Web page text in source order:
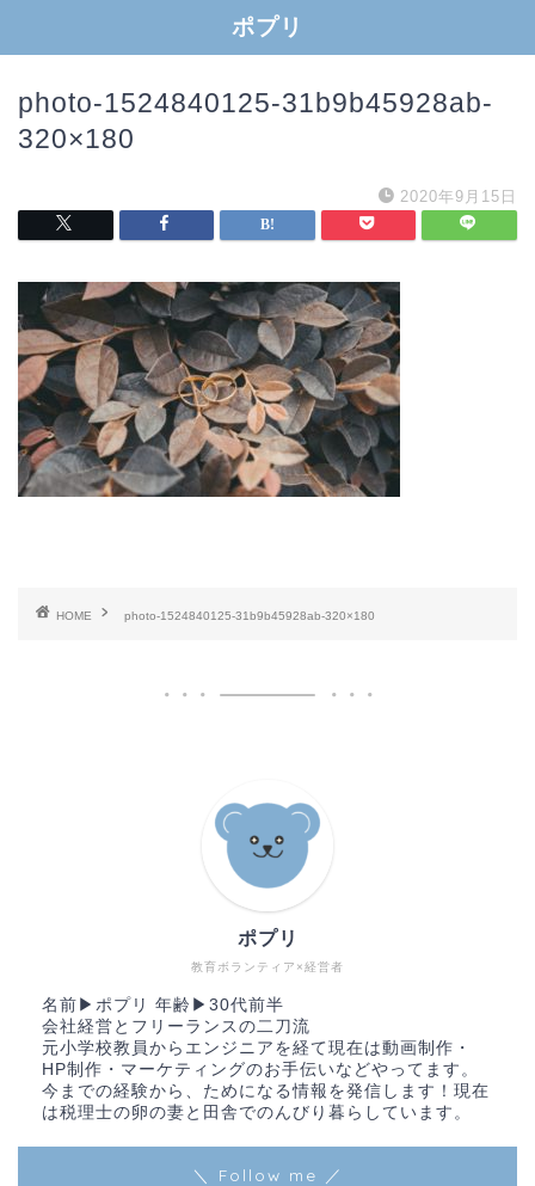
ポプリ
photo-1524840125-31b9b45928ab-
320×180
2020年9月15日
HOME photo-1524840125-31b9b45928ab-320×180
教育ボランティア×経営者
ポプリ
名前▶︎ポプリ 年齢▶︎30代前半
会社経営とフリーランスの二刀流
元小学校教員からエンジニアを経て現在は動画制作・
HP制作・マーケティングのお手伝いなどやってます。
今までの経験から、ためになる情報を発信します！現在
は税理士の卵の妻と田舎でのんびり暮らしています。
＼ Follow me ／